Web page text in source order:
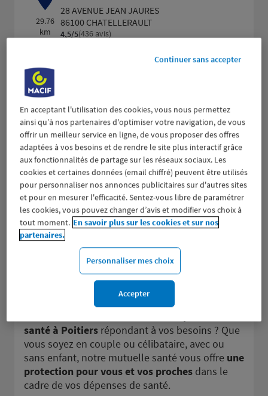
29.76
km
28 AVENUE JEAN JAURES
86100 CHATELLERAULT
4,5/5Note de 4.5 sur 5
(436 avis)
3
45.9 km
PARTHENAY
1 BOULEVARD DE L EUROPE
79200 PARTHENAY
4,4/5Note de 4.4 sur 5
(146 avis)
Fermé actuellement
Prendre RDV
Voir plus
Votre mutuelle santé à Poitiers
santé à Poitiers répondant à vos besoins ? Que
vous soyez en couple ou célibataire, avec ou
sans enfant, notre mutuelle santé vous offre une
protection pour vous et vos proches dans le
cadre de vos dépenses de santé.
En acceptant l'utilisation des cookies, vous nous permettez
ainsi qu’à nos partenaires d'optimiser votre navigation, de vous
offrir un meilleur service en ligne, de vous proposer des offres
adaptées à vos besoins et de rendre le site plus interactif grâce
aux fonctionnalités de partage sur les réseaux sociaux. Les
cookies et certaines données (email chiffré) peuvent être utilisés
pour personnaliser nos annonces publicitaires sur d'autres sites
et pour en mesurer l'efficacité. Sentez-vous libre de paramétrer
les cookies, vous pouvez changer d’avis et modifier vos choix à
tout moment. En savoir plus sur les cookies et sur nos
partenaires.
Personnaliser mes choix
Continuer sans accepter
Accepter